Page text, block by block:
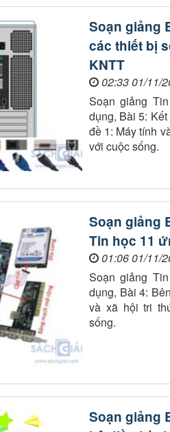
Soạn giảng
các thiết bị
KNTT
02:33 01/11/
Soạn giảng
dụng, Bài 5:
đề 1: Máy tính
với cuộc sống.
Soạn giảng
Tin học 11
01:06 01/11/
Soạn giảng
dụng, Bài 4:
và xã hội tri
sống.
Soạn giảng